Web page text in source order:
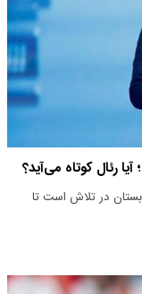
رئال کوتاه می‌آید؟
در تلاش است تا